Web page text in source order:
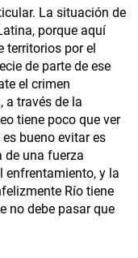
La situación de
porque aquí
territorios por el
de parte de ese
el crimen
a través de la
tiene poco que ver
bueno evitar es
de una fuerza
enfrentamiento, y la
Río tiene
no debe pasar que